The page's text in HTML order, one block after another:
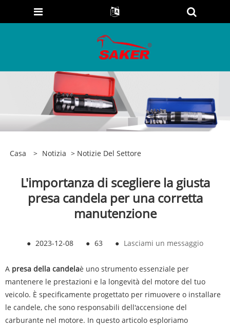
Casa > Notizia > Notizie Del Settore
L'importanza di scegliere la giusta
presa candela per una corretta
manutenzione
● 2023-12-08 ● 63 ● Lasciami un messaggio
A presa della candelaè uno strumento essenziale per
mantenere le prestazioni e la longevità del motore del tuo
veicolo. È specificamente progettato per rimuovere o installare
le candele, che sono responsabili dell'accensione del
carburante nel motore. In questo articolo esploriamo